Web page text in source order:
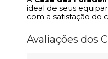
ideal de seus
com a satisfação do
Avaliações dos